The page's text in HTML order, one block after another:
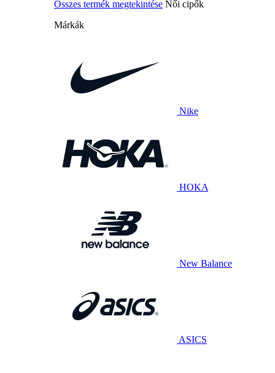
Összes termék megtekintése Női cipők
Márkák
Nike
HOKA
New Balance
ASICS